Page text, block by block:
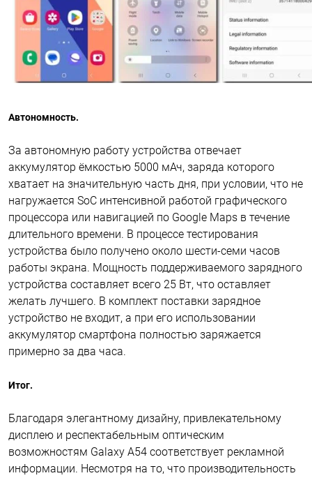
Автономность.
За автономную работу устройства отвечает
аккумулятор ёмкостью 5000 мАч, заряда которого
хватает на значительную часть дня, при условии, что не
нагружается SoC интенсивной работой графического
процессора или навигацией по Google Maps в течение
длительного времени. В процессе тестирования
устройства было получено около шести-семи часов
работы экрана. Мощность поддерживаемого зарядного
устройства составляет всего 25 Вт, что оставляет
желать лучшего. В комплект поставки зарядное
устройство не входит, а при его использовании
аккумулятор смартфона полностью заряжается
примерно за два часа.
Итог.
Благодаря элегантному дизайну, привлекательному
дисплею и респектабельным оптическим
возможностям Galaxy A54 соответствует рекламной
информации. Несмотря на то, что производительность